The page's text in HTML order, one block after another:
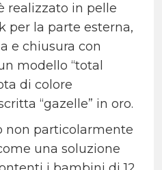
realizzato in pelle
per la parte esterna,
e chiusura con
modello “total
di colore
“gazelle” in oro.
non particolarmente
una soluzione